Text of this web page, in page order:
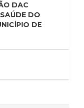
DAC
DO
DE